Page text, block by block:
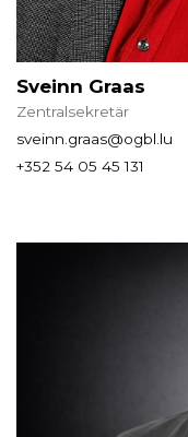
Sveinn Graas
Zentralsekretär
sveinn.graas@ogbl.lu
+352 54 05 45 131